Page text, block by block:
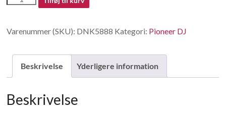
KNOB
antal
Varenummer (SKU): DNK5888 Kategori: Pioneer DJ
Beskrivelse Yderligere information
Beskrivelse